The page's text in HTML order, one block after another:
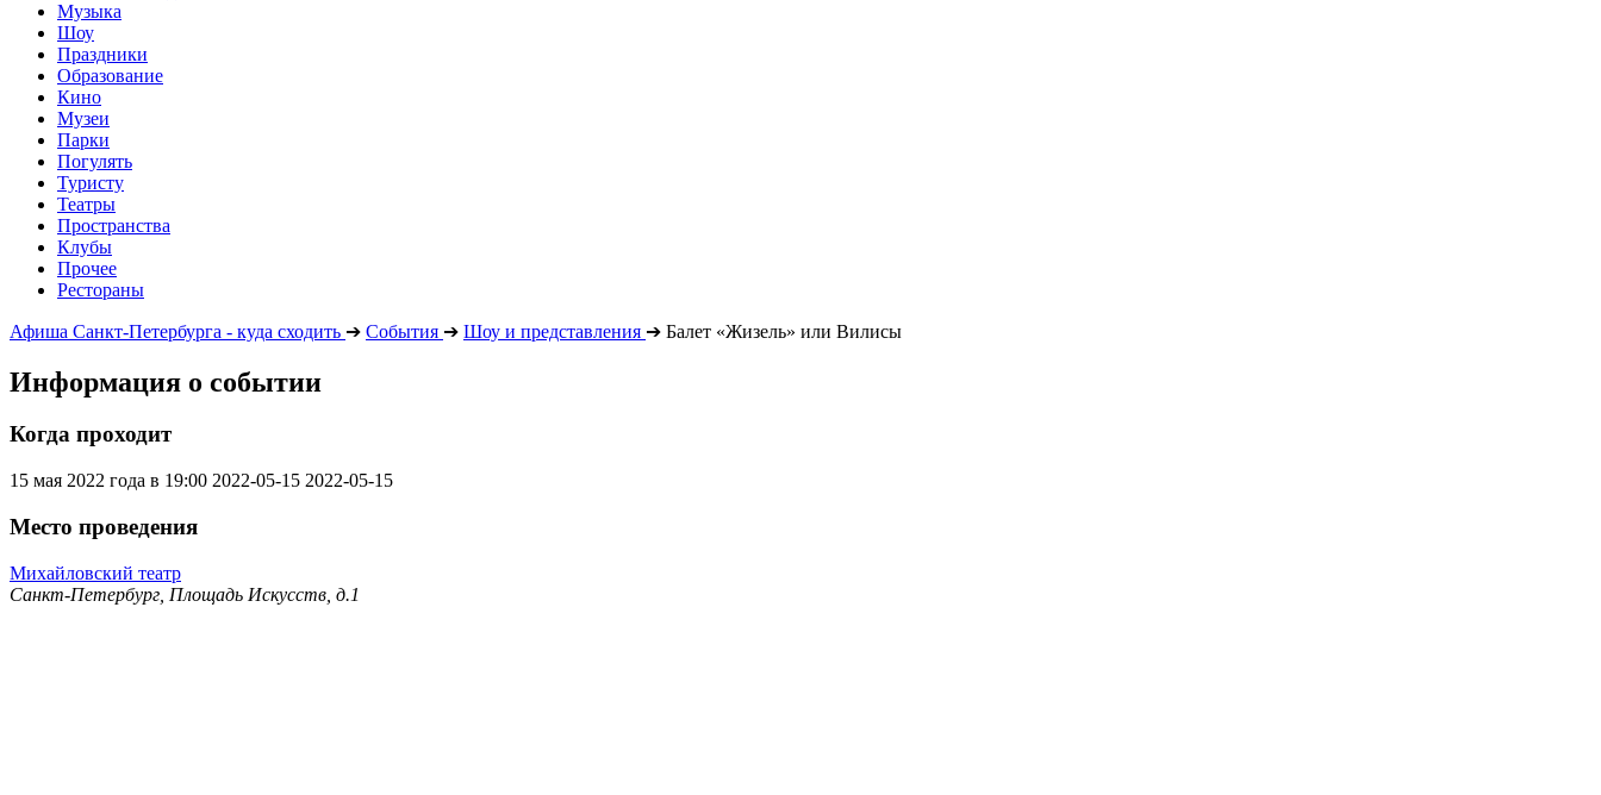
Музыка
Шоу
Праздники
Образование
Кино
Музеи
Парки
Погулять
Туристу
Театры
Пространства
Клубы
Прочее
Рестораны
Афиша Санкт-Петербурга - куда сходить ➔ События ➔ Шоу и представления ➔ Балет «Жизель» или Вилисы
Информация о событии
Когда проходит
15 мая 2022 года в 19:00 2022-05-15 2022-05-15
Место проведения
Михайловский театр
Санкт-Петербург, Площадь Искусств, д.1